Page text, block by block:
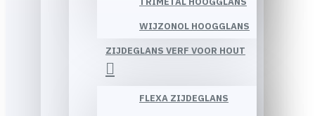
WIJZONOL HOOGGLANS
ZIJDEGLANS VERF VOOR HOUT
FLEXA ZIJDEGLANS